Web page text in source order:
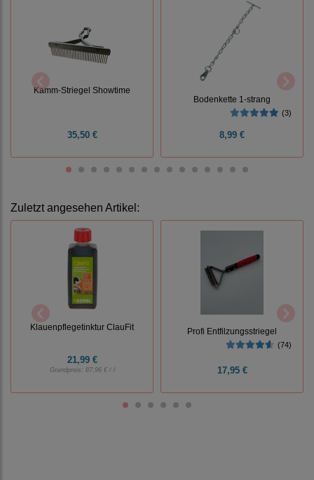
Kamm-Striegel Showtime
35,50 €
Bodenkette 1-strang
(3)
8,99 €
Zuletzt angesehen Artikel:
Klauenpflegetinktur ClauFit
21,99 €
Grundpreis: 87,96 € / l
Profi Entfilzungsstriegel
(74)
17,95 €